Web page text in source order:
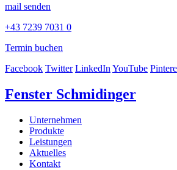
mail senden
+43 7239 7031 0
Termin buchen
Facebook Twitter LinkedInYouTube
Fenster Schmidinger
Unternehmen
Produkte
Leistungen
Aktuelles
Kontakt